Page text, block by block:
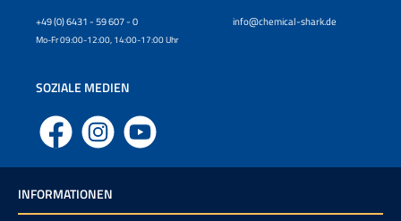
+49 (0) 6431 - 59 607 - 0
Mo-Fr 09:00-12:00, 14:00-17:00 Uhr
info@chemical-shark.de
SOZIALE MEDIEN
Facebook Instagram YouTube
INFORMATIONEN